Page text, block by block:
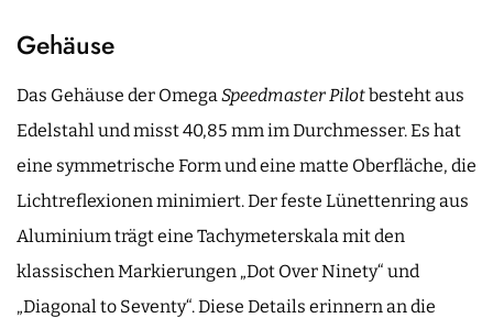
Gehäuse
Das Gehäuse der OmegaSpeedmaster Pilotbesteht aus
Edelstahl und misst 40,85 mm im Durchmesser. Es hat
eine symmetrische Form und eine matte Oberfläche, die
Lichtreflexionen minimiert. Der feste Lünettenring aus
Aluminium trägt eine Tachymeterskala mit den
klassischen Markierungen „Dot Over Ninety“ und
„Diagonal to Seventy“. Diese Details erinnern an die